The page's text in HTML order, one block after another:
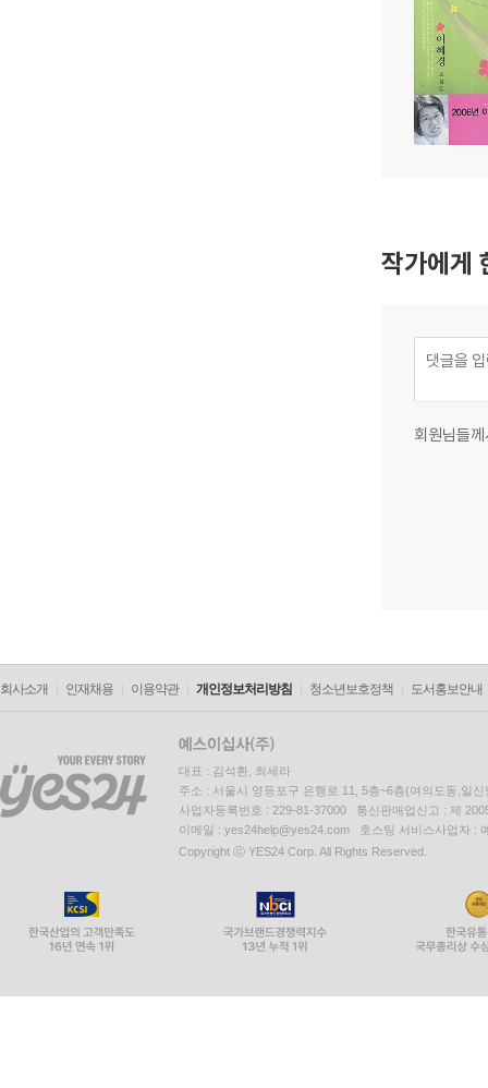
작가에게
회원님들
회사소개 인재채용 이용약관 개인정보처리방침 청소년보호정책 도서홍보안내
대표 : 김석환, 최세라
주소 : 서울시 영등포구 은행로 11, 5층~6층(여의도동,일신
사업자등록번호 : 229-81-37000 통신판매업신고 : 제
이메일 : yes24help@yes24.com 호스팅 서비스사업자 :
Copyright ⓒ YES24 Corp. All Rights Reserved.